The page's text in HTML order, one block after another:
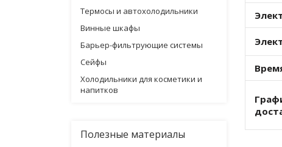
Термосы и автохолодильники
Винные шкафы
Барьер-фильтрующие системы
Сейфы
Холодильники для косметики и
напитков
Полезные материалы